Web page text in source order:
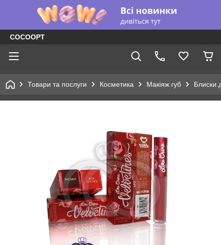
COCOOPT
Товари та послуги Косметика Макіяж губ Блиски